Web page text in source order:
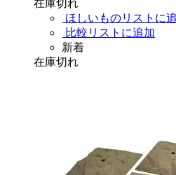
在庫切れ
ほしいものリストに
比較リストに追加
新着
在庫切れ